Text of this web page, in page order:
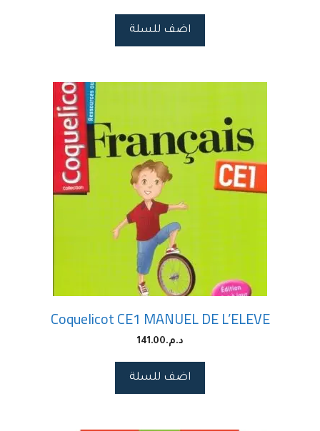
اضف للسلة
Coquelicot CE1 MANUEL DE L’ELEVE
د.م.141.00
اضف للسلة